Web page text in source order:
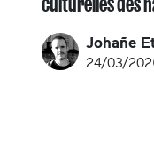
Johañe
24/03/